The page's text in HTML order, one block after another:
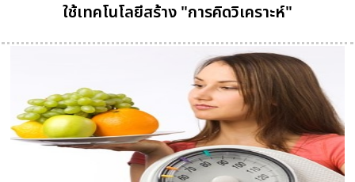
ใช้เทคโนโลยีสร้าง "การคิดวิเคราะห์"